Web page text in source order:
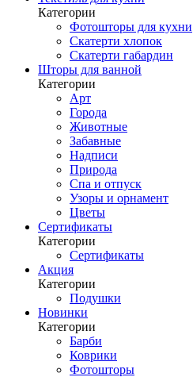
Категории
Фотошторы для кухни
Скатерти хлопок
Скатерти габардин
Шторы для ванной
Категории
Арт
Города
Животные
Забавные
Надписи
Природа
Спа и отпуск
Узоры и орнамент
Цветы
Сертификаты
Категории
Сертификаты
Акция
Категории
Подушки
Новинки
Категории
Барби
Коврики
Фотошторы